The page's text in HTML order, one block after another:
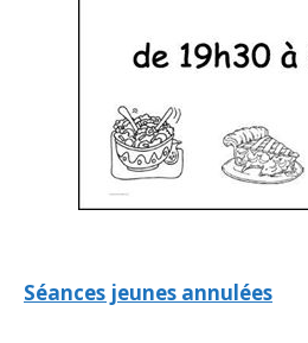
Séances jeunes annulées